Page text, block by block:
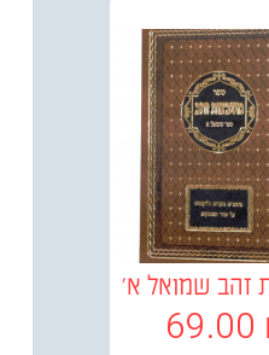
זהב שמואל א'
69.00